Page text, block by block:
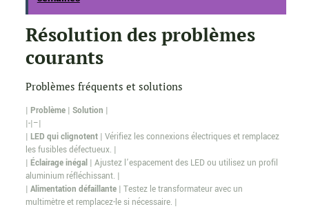
Résolution des problèmes
courants
Problèmes fréquents et solutions
| Problème| Solution |
|-|–|
| LED qui clignotent| Vérifiez les connexions électriques et remplacez
les fusibles défectueux. |
| Éclairage inégal| Ajustez l’espacement des LED ou utilisez un profil
aluminium réfléchissant. |
| Alimentation défaillante| Testez le transformateur avec un
multimètre et remplacez-le si nécessaire. |